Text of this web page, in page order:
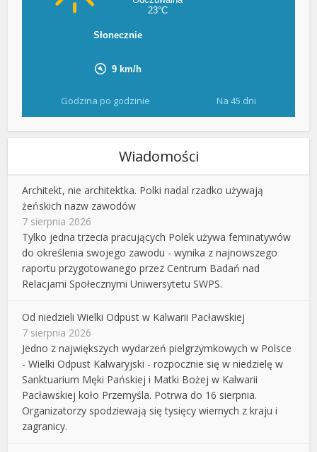
Godzina po godzinie Na 45 dni
Wiadomości
Architekt, nie architektka. Polki nadal rzadko używają
żeńskich nazw zawodów
7 sierpnia 2026
Tylko jedna trzecia pracujących Polek używa feminatywów
do określenia swojego zawodu - wynika z najnowszego
raportu przygotowanego przez Centrum Badań nad
Relacjami Społecznymi Uniwersytetu SWPS.
Od niedzieli Wielki Odpust w Kalwarii Pacławskiej
7 sierpnia 2026
Jedno z największych wydarzeń pielgrzymkowych w Polsce
- Wielki Odpust Kalwaryjski - rozpocznie się w niedzielę w
Sanktuarium Męki Pańskiej i Matki Bożej w Kalwarii
Pacławskiej koło Przemyśla. Potrwa do 16 sierpnia.
Organizatorzy spodziewają się tysięcy wiernych z kraju i
zagranicy.